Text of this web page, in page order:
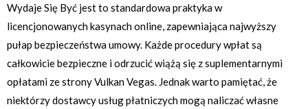
Wydaje Się Być jest to standardowa praktyka w
licencjonowanych kasynach online, zapewniająca najwyższy
pułap bezpieczeństwa umowy. Każde procedury wpłat są
całkowicie bezpieczne i odrzucić wiążą się z suplementarnymi
opłatami ze strony Vulkan Vegas. Jednak warto pamiętać, że
niektórzy dostawcy usług płatniczych mogą naliczać własne